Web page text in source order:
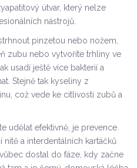
útvar, který nelze
nástrojů.
pinzetou nebo nožem,
zubu nebo vytvoříte trhliny ve
usadí ještě více bakterií a
Stejně tak kyseliny z
což vede ke citlivosti zubů a
udělat efektivně, je prevence.
nitě a interdentálních kartáčků
dostal do fáze, kdy začne